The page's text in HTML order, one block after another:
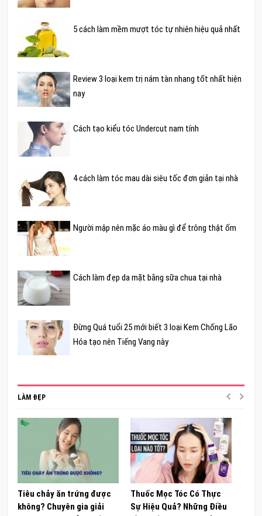
5 cách làm mềm mượt tóc tự nhiên hiệu quả nhất
Review 3 loại kem trị nám tàn nhang tốt nhất hiện
nay
Cách tạo kiểu tóc Undercut nam tính
4 cách làm tóc mau dài siêu tốc đơn giản tại nhà
Người mập nên mặc áo màu gì để trông thật ốm
Cách làm đẹp da mặt bằng sữa chua tại nhà
Đừng Quá tuổi 25 mới biết 3 loại Kem Chống Lão
Hóa tạo nên Tiếng Vang này
LÀM ĐẸP
Tiêu chảy ăn trứng được
không? Chuyên gia giải
Thuốc Mọc Tóc Có Thực
Sự Hiệu Quả? Những Điều